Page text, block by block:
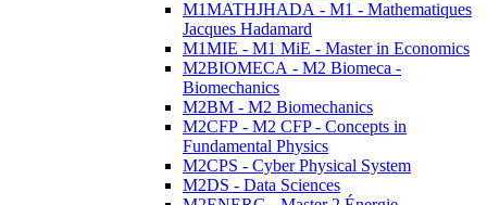
M1MATHJHADA - M1 - Mathematiques
Jacques Hadamard
M1MIE - M1 MiE - Master in Economics
M2BIOMECA - M2 Biomeca -
Biomechanics
M2BM - M2 Biomechanics
M2CFP - M2 CFP - Concepts in
Fundamental Physics
M2CPS - Cyber Physical System
M2DS - Data Sciences